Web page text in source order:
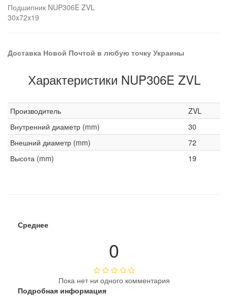
Подшипник NUP306E ZVL
30x72x19
Доставка Новой Почтой в любую точку Украины
Характеристики NUP306E ZVL
Производитель
ZVL
Внутренний диаметр (mm)
30
Внешний диаметр (mm)
72
Высота (mm)
19
Среднее
0
Пока нет ни одного комментария
Подробная информация